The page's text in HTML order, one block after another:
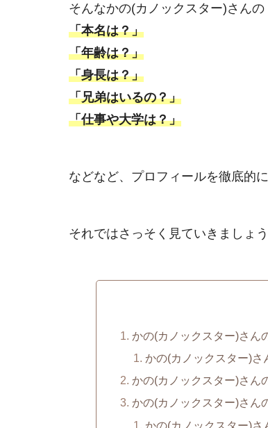
そんなかの(カノックスター)さんの
「本名は？」
「年齢は？」
「身長は？」
「兄弟はいるの？」
「仕事や大学は？」
などなど、プロフィールを徹底的
それではさっそく見ていきましょ
かの(カノックスター)さん
かの(カノックスター)さ
かの(カノックスター)さん
かの(カノックスター)さん
かの(カノックスター)さ